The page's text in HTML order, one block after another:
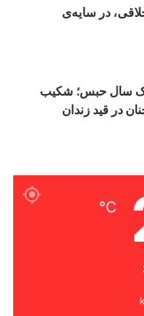
در سایه‌ی
سال حبس؛ شکیب
در قید زندان
℃